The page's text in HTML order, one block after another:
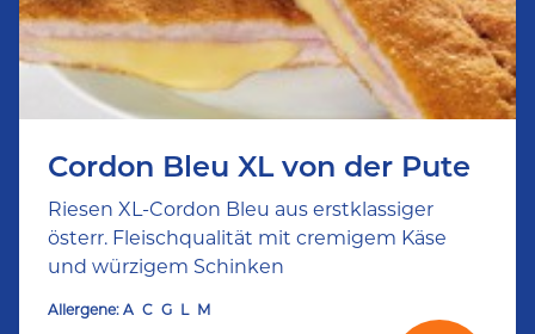
Cordon Bleu XL von der Pute
Riesen XL-Cordon Bleu aus erstklassiger
österr. Fleischqualität mit cremigem Käse
und würzigem Schinken
Allergene: A C G L M